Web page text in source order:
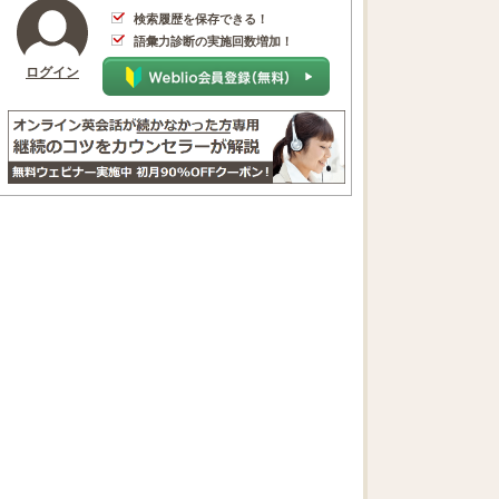
ログイン
検索履歴を保存できる！
語彙力診断の実施回数増加！